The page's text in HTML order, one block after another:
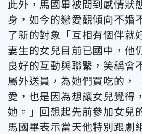
此外，馬國畢被問到感情狀
身，如今的戀愛觀傾向不婚
了新的對象「互相有個伴就
妻生的女兒目前已國中，他
良好的互動與聯繫，笑稱會
屬外送員，為她們買吃的，
愛，也是因為想讓女兒覺得
她。」回想起先前參加女兒
馬國畢表示當天他特別跟劇